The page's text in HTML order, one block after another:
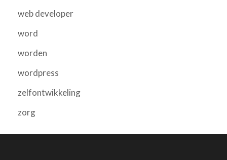
web developer
word
worden
wordpress
zelfontwikkeling
zorg